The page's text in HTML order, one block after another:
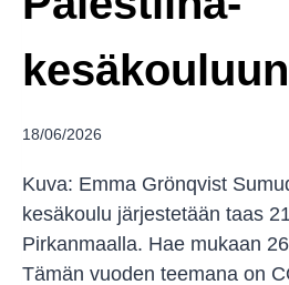
18/06/2026
Kuva: Emma Grönqvist
kesäkoulu järjestetään taas
Pirkanmaalla. Hae mukaan
Tämän vuoden teemana on